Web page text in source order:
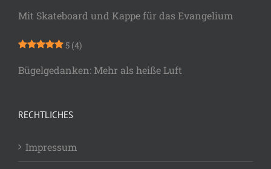
Mit Skateboard und Kappe für das Evangelium
5 (4)
Bügelgedanken: Mehr als heiße Luft
RECHTLICHES
Impressum